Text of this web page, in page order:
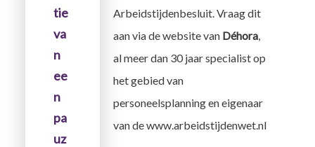
tie
va
n
ee
n
pa
uz
Arbeidstijdenbesluit. Vraag dit
aan via de website van Déhora
al meer dan 30 jaar specialist op
het gebied van
personeelsplanning en eigenaar
van de www.arbeidstijdenwet.nl